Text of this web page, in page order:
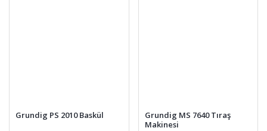
Grundig PS 2010 Baskül
Grundig MS 7640 Tıraş
Makinesi